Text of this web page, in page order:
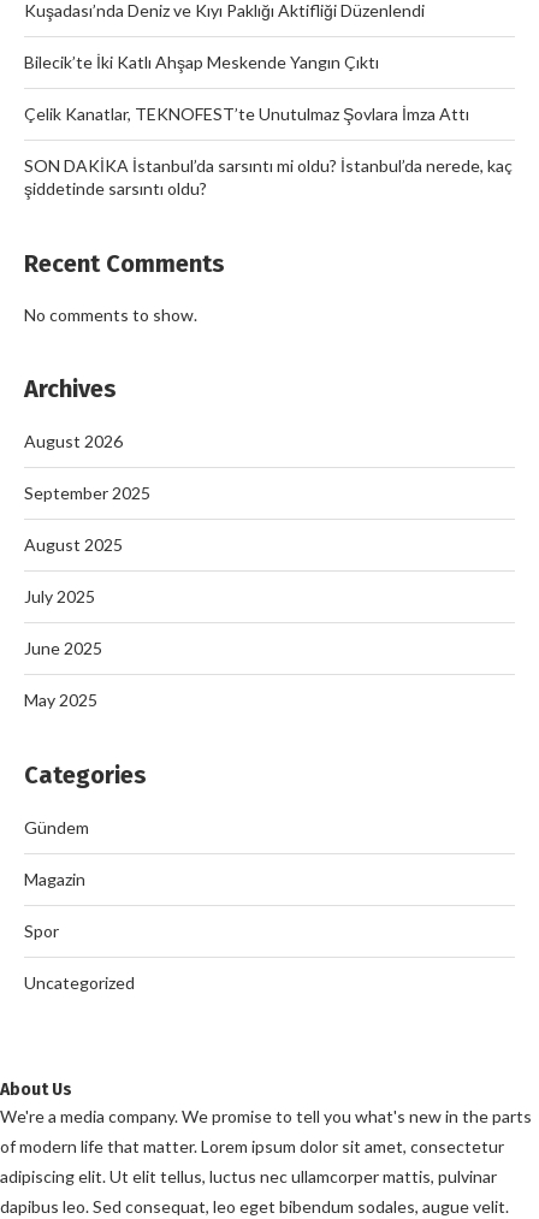
Kuşadası’nda Deniz ve Kıyı Paklığı Aktifliği Düzenlendi
Bilecik’te İki Katlı Ahşap Meskende Yangın Çıktı
Çelik Kanatlar, TEKNOFEST’te Unutulmaz Şovlara İmza Attı
SON DAKİKA İstanbul’da sarsıntı mi oldu? İstanbul’da nerede, kaç
şiddetinde sarsıntı oldu?
Recent Comments
No comments to show.
Archives
August 2026
September 2025
August 2025
July 2025
June 2025
May 2025
Categories
Gündem
Magazin
Spor
Uncategorized
About Us
We're a media company. We promise to tell you what's new in the parts
of modern life that matter. Lorem ipsum dolor sit amet, consectetur
adipiscing elit. Ut elit tellus, luctus nec ullamcorper mattis, pulvinar
dapibus leo. Sed consequat, leo eget bibendum sodales, augue velit.